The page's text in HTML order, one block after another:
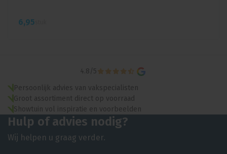
6,95
4.8/5
Persoonlijk advies van vakspecialisten
Groot assortiment direct op voorraad
Showtuin vol inspiratie en voorbeelden
Hulp of advies nodig?
Wij helpen u graag verder.